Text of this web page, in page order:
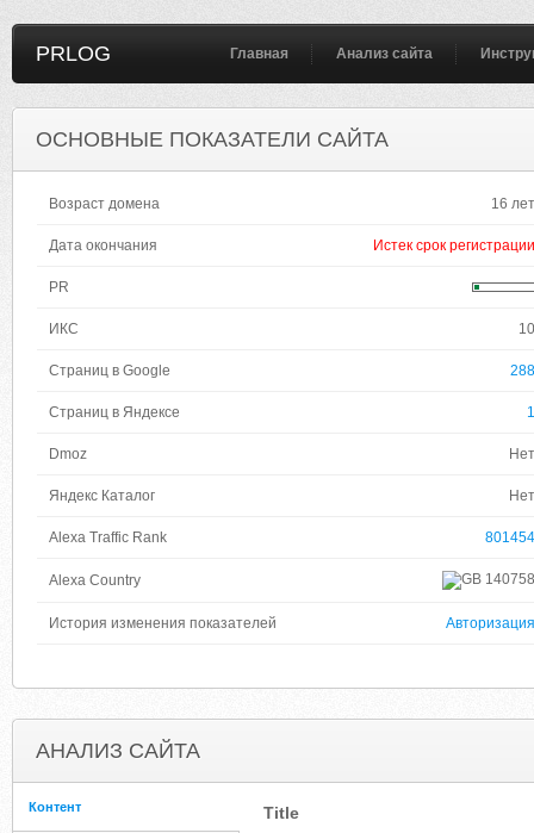
PRLOG Главная Анализ сайта
ОСНОВНЫЕ ПОКАЗАТЕЛИ САЙТА
Возраст домена 16 лет
Дата окончания Истек срок регистрации
PR
ИКС 10
Страниц в Google 288
Страниц в Яндексе 1
Dmoz Нет
Яндекс Каталог Нет
Alexa Traffic Rank 801454
Alexa Country 140758
История изменения показателей Авторизация
АНАЛИЗ САЙТА
Контент Title